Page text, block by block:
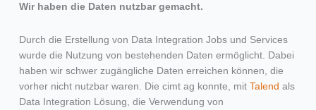
Wir haben die Daten nutzbar gemacht.
Durch die Erstellung von Data Integration Jobs und Services
wurde die Nutzung von bestehenden Daten ermöglicht. Dabei
haben wir schwer zugängliche Daten erreichen können, die
vorher nicht nutzbar waren. Die cimt ag konnte, mit Talend als
Data Integration Lösung, die Verwendung von